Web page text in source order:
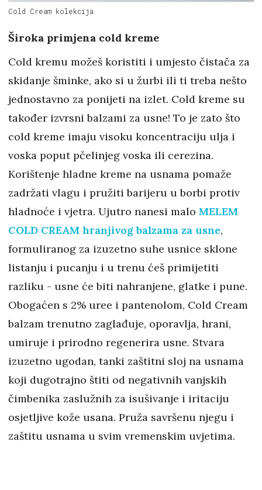
Cold Cream kolekcija
Široka primjena cold kreme
Cold kremu možeš koristiti i umjesto čistača za
skidanje šminke, ako si u žurbi ili ti treba nešto
jednostavno za ponijeti na izlet. Cold kreme su
također izvrsni balzami za usne! To je zato što
cold kreme imaju visoku koncentraciju ulja i
voska poput pčelinjeg voska ili cerezina.
Korištenje hladne kreme na usnama pomaže
zadržati vlagu i pružiti barijeru u borbi protiv
hladnoće i vjetra. Ujutro nanesi malo MELEM
COLD CREAM hranjivog balzama za usne,
formuliranog za izuzetno suhe usnice sklone
listanju i pucanju i u trenu ćeš primijetiti
razliku - usne će biti nahranjene, glatke i pune.
Obogaćen s 2% uree i pantenolom, Cold Cream
balzam trenutno zaglađuje, oporavlja, hrani,
umiruje i prirodno regenerira usne. Stvara
izuzetno ugodan, tanki zaštitni sloj na usnama
koji dugotrajno štiti od negativnih vanjskih
čimbenika zaslužnih za isušivanje i iritaciju
osjetljive kože usana. Pruža savršenu njegu i
zaštitu usnama u svim vremenskim uvjetima.